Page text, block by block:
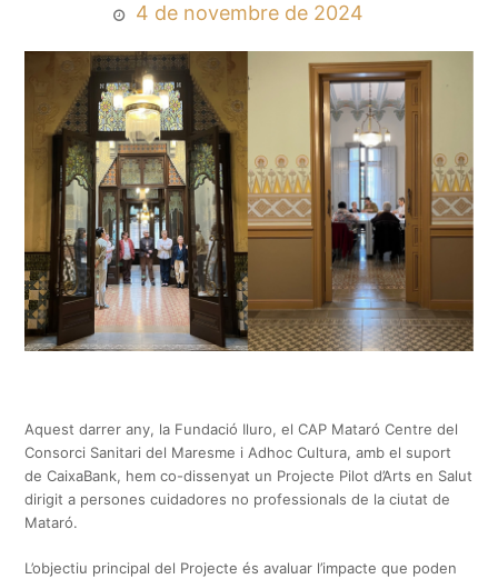
4 de novembre de 2024
Aquest darrer any, la Fundació Iluro, el CAP Mataró Centre del
Consorci Sanitari del Maresme i Adhoc Cultura, amb el suport
de CaixaBank, hem co-dissenyat un Projecte Pilot d’Arts en Salut
dirigit a persones cuidadores no professionals de la ciutat de
Mataró.
L’objectiu principal del Projecte és avaluar l’impacte que poden